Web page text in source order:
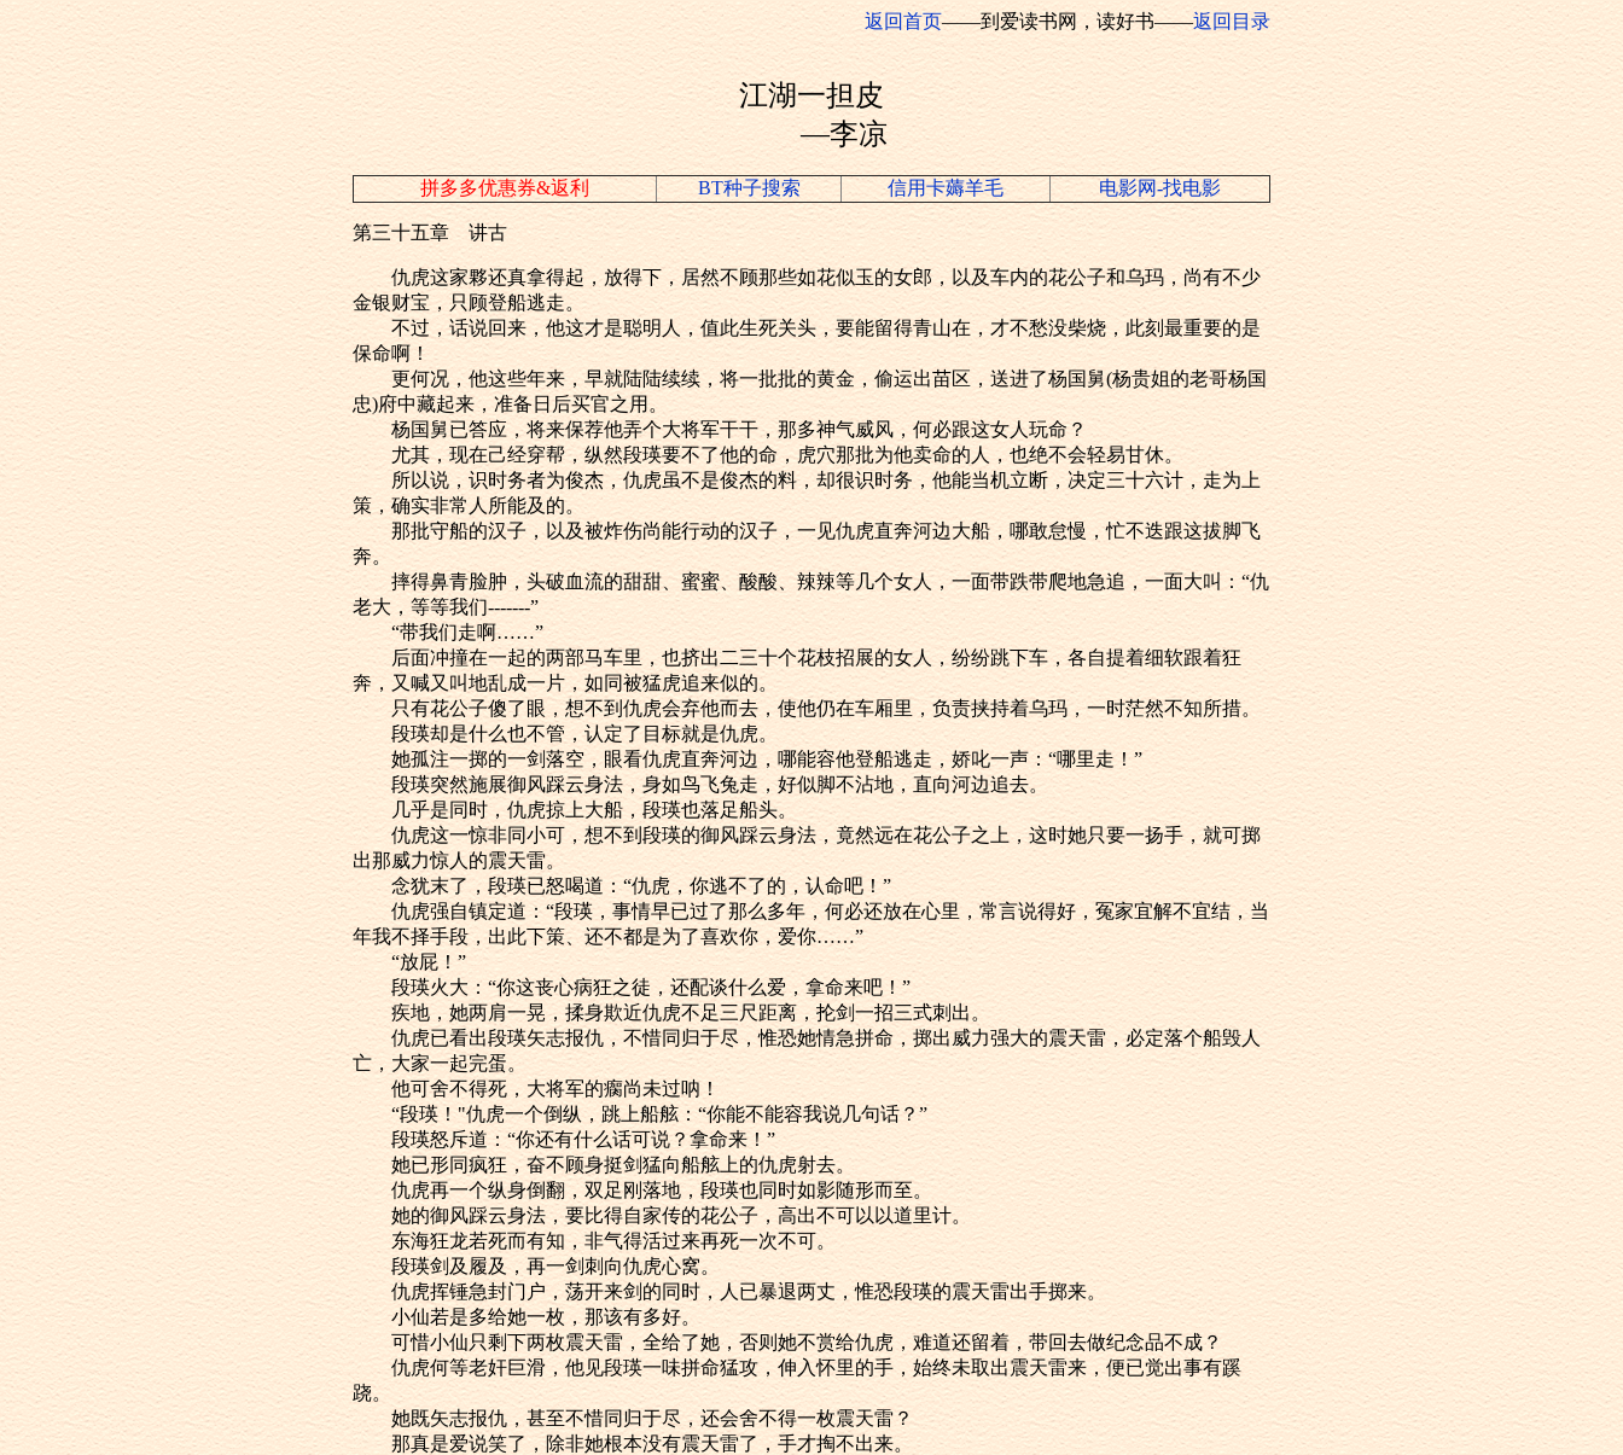
返回首页——到爱读书网，读好书——返回目录
江湖一担皮
—李凉
拼多多优惠券&返利 BT种子搜索 信用卡薅羊毛 电影网-找电影
第三十五章 讲古
仇虎这家夥还真拿得起，放得下，居然不顾那些如花似玉的女郎，以及车内的花公子和乌玛，尚有不少
金银财宝，只顾登船逃走。
不过，话说回来，他这才是聪明人，值此生死关头，要能留得青山在，才不愁没柴烧，此刻最重要的是
保命啊！
更何况，他这些年来，早就陆陆续续，将一批批的黄金，偷运出苗区，送进了杨国舅(杨贵姐的老哥杨国
忠)府中藏起来，准备日后买官之用。
杨国舅已答应，将来保荐他弄个大将军干干，那多神气威风，何必跟这女人玩命？
尤其，现在己经穿帮，纵然段瑛要不了他的命，虎穴那批为他卖命的人，也绝不会轻易甘休。
所以说，识时务者为俊杰，仇虎虽不是俊杰的料，却很识时务，他能当机立断，决定三十六计，走为上
策，确实非常人所能及的。
那批守船的汉子，以及被炸伤尚能行动的汉子，一见仇虎直奔河边大船，哪敢怠慢，忙不迭跟这拔脚飞
奔。
摔得鼻青脸肿，头破血流的甜甜、蜜蜜、酸酸、辣辣等几个女人，一面带跌带爬地急追，一面大叫：“仇
老大，等等我们-------”
“带我们走啊……”
后面冲撞在一起的两部马车里，也挤出二三十个花枝招展的女人，纷纷跳下车，各自提着细软跟着狂
奔，又喊又叫地乱成一片，如同被猛虎追来似的。
只有花公子傻了眼，想不到仇虎会弃他而去，使他仍在车厢里，负责挟持着乌玛，一时茫然不知所措。
段瑛却是什么也不管，认定了目标就是仇虎。
她孤注一掷的一剑落空，眼看仇虎直奔河边，哪能容他登船逃走，娇叱一声：“哪里走！”
段瑛突然施展御风踩云身法，身如鸟飞兔走，好似脚不沾地，直向河边追去。
几乎是同时，仇虎掠上大船，段瑛也落足船头。
仇虎这一惊非同小可，想不到段瑛的御风踩云身法，竟然远在花公子之上，这时她只要一扬手，就可掷
出那威力惊人的震天雷。
念犹末了，段瑛已怒喝道：“仇虎，你逃不了的，认命吧！”
仇虎强自镇定道：“段瑛，事情早已过了那么多年，何必还放在心里，常言说得好，冤家宜解不宜结，当
年我不择手段，出此下策、还不都是为了喜欢你，爱你……”
“放屁！”
段瑛火大：“你这丧心病狂之徒，还配谈什么爱，拿命来吧！”
疾地，她两肩一晃，揉身欺近仇虎不足三尺距离，抡剑一招三式刺出。
仇虎已看出段瑛矢志报仇，不惜同归于尽，惟恐她情急拼命，掷出威力强大的震天雷，必定落个船毁人
亡，大家一起完蛋。
他可舍不得死，大将军的瘸尚未过呐！
“段瑛！"仇虎一个倒纵，跳上船舷：“你能不能容我说几句话？”
段瑛怒斥道：“你还有什么话可说？拿命来！”
她已形同疯狂，奋不顾身挺剑猛向船舷上的仇虎射去。
仇虎再一个纵身倒翻，双足刚落地，段瑛也同时如影随形而至。
她的御风踩云身法，要比得自家传的花公子，高出不可以以道里计。
东海狂龙若死而有知，非气得活过来再死一次不可。
段瑛剑及履及，再一剑刺向仇虎心窝。
仇虎挥锤急封门户，荡开来剑的同时，人已暴退两丈，惟恐段瑛的震天雷出手掷来。
小仙若是多给她一枚，那该有多好。
可惜小仙只剩下两枚震天雷，全给了她，否则她不赏给仇虎，难道还留着，带回去做纪念品不成？
仇虎何等老奸巨滑，他见段瑛一味拼命猛攻，伸入怀里的手，始终未取出震天雷来，便已觉出事有蹊
跷。
她既矢志报仇，甚至不惜同归于尽，还会舍不得一枚震天雷？
那真是爱说笑了，除非她根本没有震天雷了，手才掏不出来。